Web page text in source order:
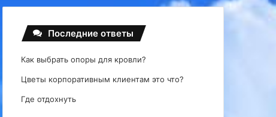
Последние ответы
Как выбрать опоры для кровли?
Цветы корпоративным клиентам это что?
Где отдохнуть